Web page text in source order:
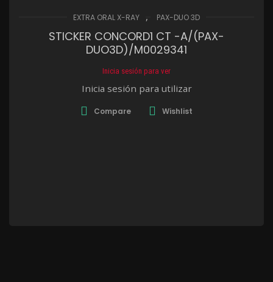
EXTRA ORAL X-RAY , PAX-DUO 3D
STICKER CONCORD1 CT -A/(PAX-
DUO3D)/M0029341
Inicia sesión para ver
Inicia sesión para utilizar
Compare Wishlist